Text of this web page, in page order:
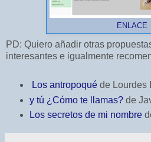
ENLACE
PD: Quiero añadir otras
interesantes e igualmente
Los antropoquéde Lourdes
y tú ¿Cómo te llamas? de
Los secretos de mi nombre